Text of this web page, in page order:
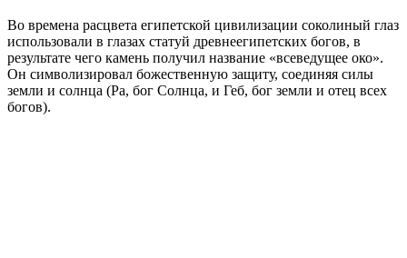
Во времена расцвета египетской цивилизации соколиный глаз
использовали в глазах статуй древнеегипетских богов, в
результате чего камень получил название «всеведущее око».
Он символизировал божественную защиту, соединяя силы
земли и солнца (Ра, бог Солнца, и Геб, бог земли и отец всех
богов).